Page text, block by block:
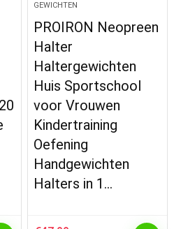
GEWICHTEN
PROIRON Neopreen
Halter
Haltergewichten
Huis Sportschool
voor Vrouwen
Kindertraining
Oefening
Handgewichten
Halters in 1…